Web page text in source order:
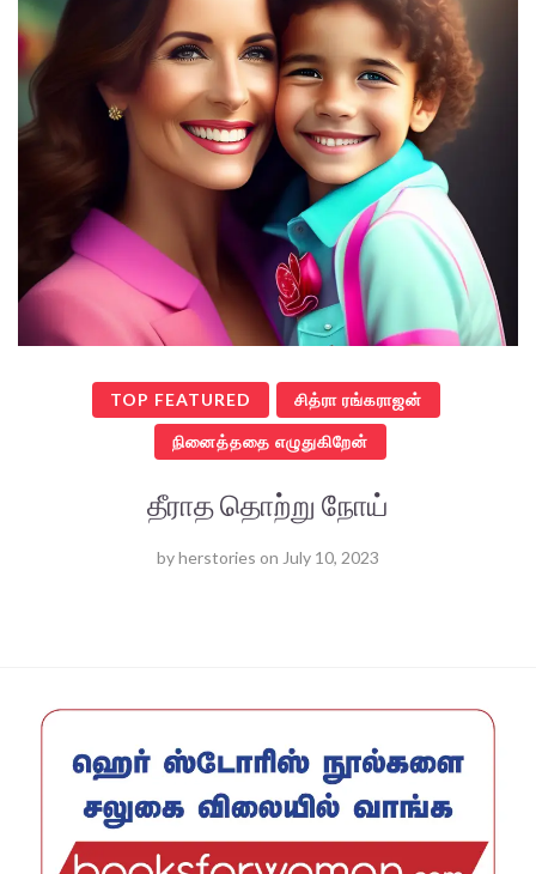
TOP FEATURED சித்ரா ரங்கராஜன்
நினைத்ததை எழுதுகிறேன்
தீராத தொற்று நோய்
byherstories on July 10, 2023